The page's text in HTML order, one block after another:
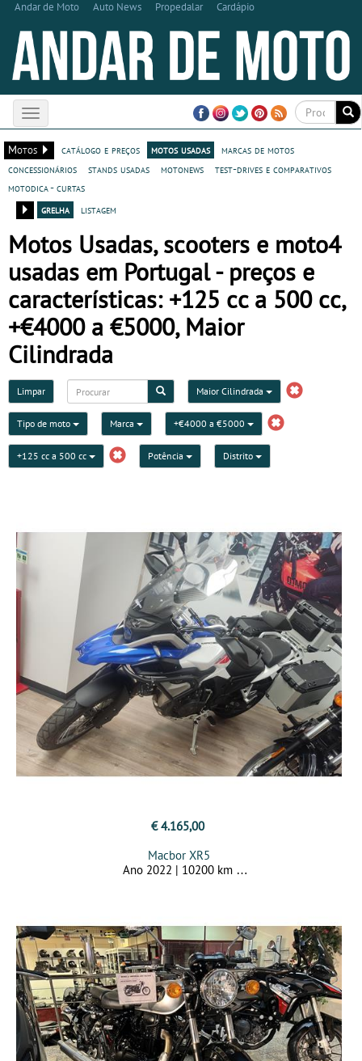
Andar de Moto Auto News Propedalar Cardápio
Toggle
navigation
Motos
catálogo e preços motos usadas
marcas de motos
concessionários
stands usadas motonews
test-drives e comparativos
motodica - curtas
grelha
listagem
Motos Usadas, scooters e moto4
usadas em Portugal - preços e
características: +125 cc a 500 cc,
+€4000 a €5000, Maior
Cilindrada
Limpar Maior Cilindrada
Tipo de moto Marca +€4000 a €5000
+125 cc a 500 cc Potência Distrito
€ 4.165,00
Macbor XR5
Ano 2022 | 10200 km